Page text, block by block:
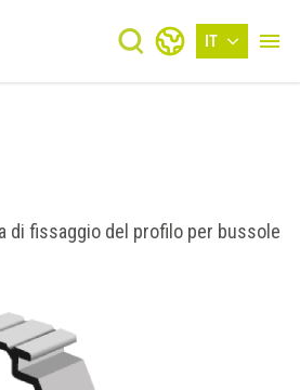
IT
di fissaggio del profilo per bussole